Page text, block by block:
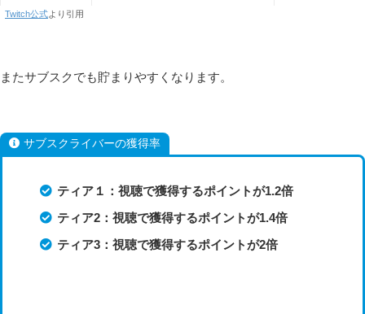
Twitch公式より引用
またサブスクでも貯まりやすくなります。
サブスクライバーの獲得率
ティア１：視聴で獲得するポイントが1.2倍
ティア2：視聴で獲得するポイントが1.4倍
ティア3：視聴で獲得するポイントが2倍